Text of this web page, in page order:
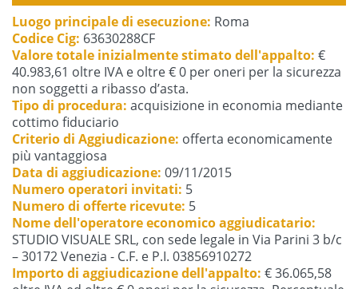
Luogo principale di esecuzione: Roma
Codice Cig: 63630288CF
Valore totale inizialmente stimato dell'appalto: €
40.983,61 oltre IVA e oltre € 0 per oneri per la sicurezza
non soggetti a ribasso d’asta.
Tipo di procedura: acquisizione in economia mediante
cottimo fiduciario
Criterio di Aggiudicazione: offerta economicamente
più vantaggiosa
Data di aggiudicazione: 09/11/2015
Numero operatori invitati: 5
Numero di offerte ricevute: 5
Nome dell'operatore economico aggiudicatario:
STUDIO VISUALE SRL, con sede legale in Via Parini 3 b/c
– 30172 Venezia - C.F. e P.I. 03856910272
Importo di aggiudicazione dell'appalto: € 36.065,58